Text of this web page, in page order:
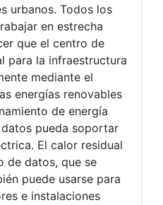
urbanos. Todos los
en estrecha
que el centro de
para la infraestructura
mediante el
energías renovables
de energía
pueda soportar
El calor residual
de datos, que se
puede usarse para
e instalaciones